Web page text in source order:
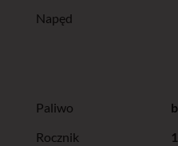
Napęd
Paliwo
Rocznik